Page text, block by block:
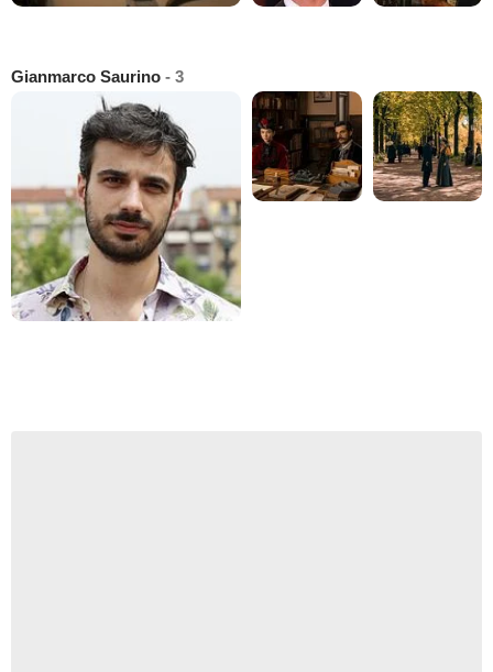
Gianmarco Saurino - 3